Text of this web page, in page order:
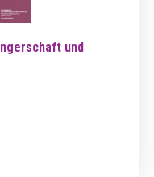
und